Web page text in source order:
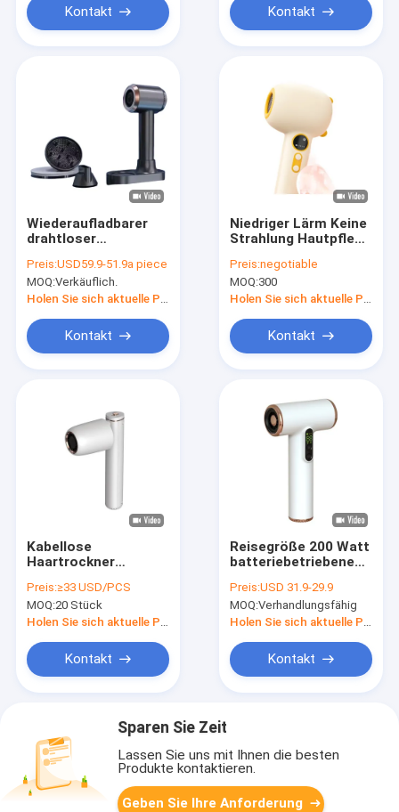
Kontakt Kontakt
Wiederaufladbarer
drahtloser
unterstützt lange
Akkulaufzeit, niedrige
Temperatur und
Haartrockner
Preis:USD59.9-51.9a piece
MOQ:Verkäuflich.
Kontakt
Niedriger Lärm Keine
Strahlung Hautpflege
85W drahtlos
drahtlos
wiederaufladbar
Preis:negotiable
MOQ:300
Kontakt
Kabellose
Haartrockner
Blastrockner
Tragbares
Haartrockner für
heißem und kaltem
Wind für Reisen im
Preis:≥33 USD/PCS
MOQ:20 Stück
Holen Sie sich aktuelle Preis
Kontakt
Reisegröße 200 Watt
batteriebetriebene
Haartrockner mit
geringer
Geräuschleistung
Preis:USD 31.9-29.9
MOQ:Verhandlungsfähig
Holen Sie sich aktuelle Preis
Kontakt
Sparen Sie Zeit
Lassen Sie uns mit Ihnen die besten
Produkte kontaktieren.
Geben Sie Ihre Anforderung